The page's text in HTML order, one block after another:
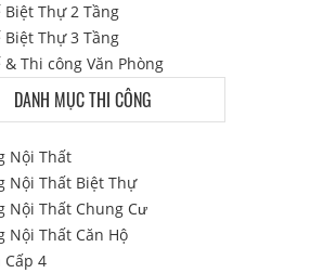
Biệt Thự 2 Tầng
Biệt Thự 3 Tầng
& Thi công Văn Phòng
DANH MỤC THI CÔNG
Nội Thất
Nội Thất Biệt Thự
Nội Thất Chung Cư
Nội Thất Căn Hộ
Cấp 4